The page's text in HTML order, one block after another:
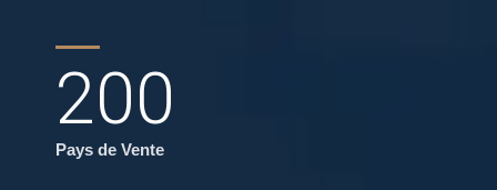
200
Pays de Vente